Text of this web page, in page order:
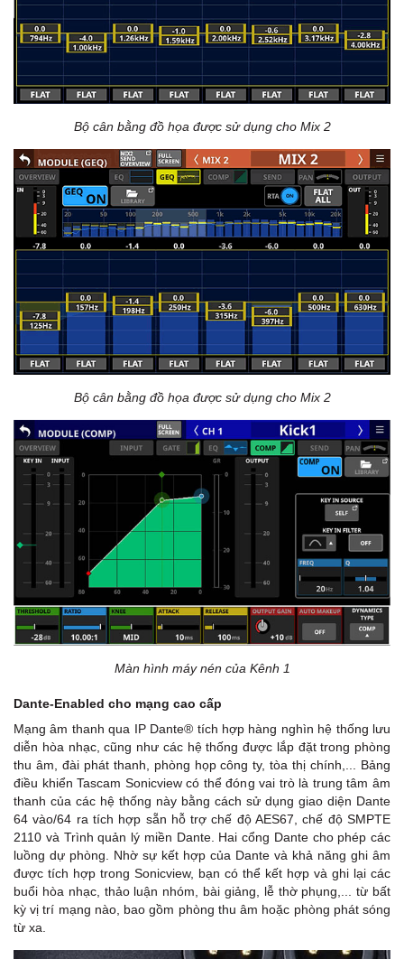
Bộ cân bằng đồ họa được sử dụng cho Mix 2
Bộ cân bằng đồ họa được sử dụng cho Mix 2
Màn hình máy nén của Kênh 1
Dante-Enabled cho mạng cao cấp
Mạng âm thanh qua IP Dante® tích hợp hàng nghìn hệ thống lưu
diễn hòa nhạc, cũng như các hệ thống được lắp đặt trong phòng
thu âm, đài phát thanh, phòng họp công ty, tòa thị chính,... Bảng
điều khiển Tascam Sonicview có thể đóng vai trò là trung tâm âm
thanh của các hệ thống này bằng cách sử dụng giao diện Dante
64 vào/64 ra tích hợp sẵn hỗ trợ chế độ AES67, chế độ SMPTE
2110 và Trình quản lý miền Dante. Hai cổng Dante cho phép các
luồng dự phòng. Nhờ sự kết hợp của Dante và khả năng ghi âm
được tích hợp trong Sonicview, bạn có thể kết hợp và ghi lại các
buổi hòa nhạc, thảo luận nhóm, bài giảng, lễ thờ phụng,... từ bất
kỳ vị trí mạng nào, bao gồm phòng thu âm hoặc phòng phát sóng
từ xa.